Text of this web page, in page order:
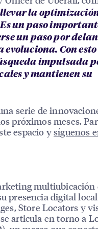
la
un paso
un paso por
evoluciona. Con
impulsada
y mantienen su
serie de
próximos meses.
espacio ysíguenos
multiubicación
presencia digital
Store Locators y
articula en torno a